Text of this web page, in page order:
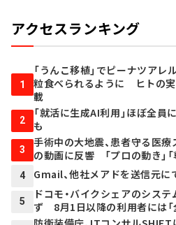
アクセスランキング
1
「うんこ移植」でピーナツアレ
粒食べられるように ヒトの
載
2
「就活に生成AI利用」ほぼ全
も
3
手術中の大地震、患者守る医
の動画に反響 「プロの動き」「
4 Gmail、他社メアドを送信元に
5
ドコモ・バイクシェアのシス
ず 8月1日以降の利用者には「